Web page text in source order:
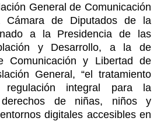
General de Comunicación
de Diputados de la
a la Presidencia de las
y Desarrollo, a la de
Comunicación y Libertad de
General, “el tratamiento
integral para la
de niñas, niños y
digitales accesibles en